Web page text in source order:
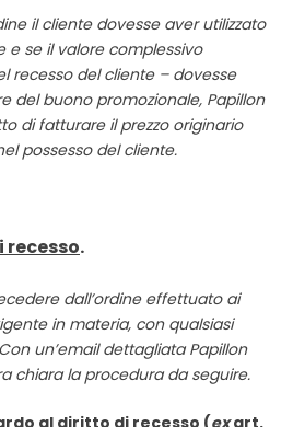
il cliente dovesse aver utilizzato
e se il valore complessivo
recesso del cliente – dovesse
del buono promozionale, Papillon
di fatturare il prezzo originario
possesso del cliente.
.
dall’ordine effettuato ai
in materia, con qualsiasi
un’email dettagliata Papillon
chiara la procedura da seguire.